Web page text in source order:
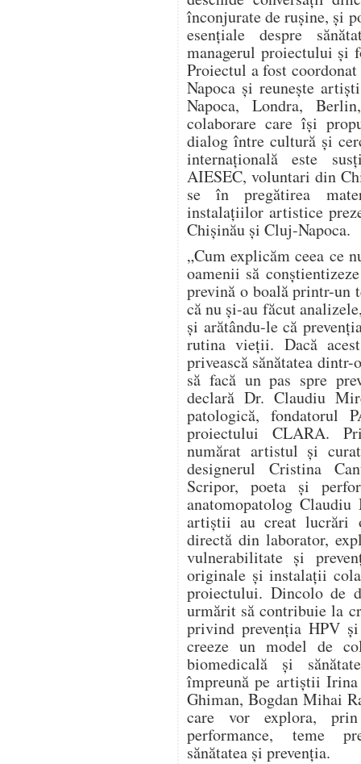
înconjurate de rușine, și
esențiale despre
managerul proiectului și
Proiectul a fost
Napoca și reunește
Napoca, Londra,
colaborare care își
dialog între cultură și
internațională este
AIESEC, voluntari din
se în pregătirea
instalațiilor artistice
Chișinău și Cluj-Napoca.
„Cum explicăm ceea ce
oamenii să
prevină o boală printr-un
că nu și-au făcut
și arătându-le că
rutina vieții. Dacă
privească sănătatea
să facă un pas spre
declară Dr. Claudiu
patologică, fondatorul
proiectului CLARA.
numărat artistul și
designerul Cristina
Scripor, poeta și
anatomopatolog
artiștii au creat lucrări
directă din laborator,
vulnerabilitate și
originale și instalații
proiectului. Dincolo de
urmărit să contribuie la
privind prevenția HPV
creeze un model de
biomedicală și
împreună pe artiștii
Ghiman, Bogdan Mihai
care vor explora,
performance, teme
sănătatea și prevenția.